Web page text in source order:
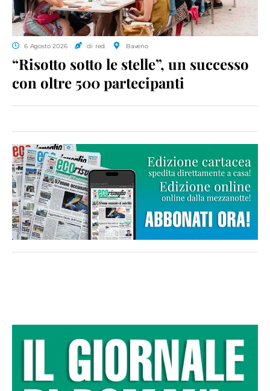
6 Agosto 2026 di red. Baveno
“Risotto sotto le stelle”, un successo
con oltre 500 partecipanti